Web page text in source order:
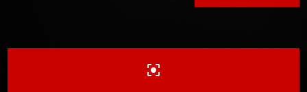
center_focus_strong